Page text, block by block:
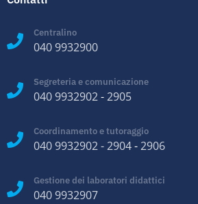
Centralino
040 9932900
Segreteria e comunicazione
040 9932902-2905
Coordinamento e tutoraggio
040 9932902-2904-2906
Gestione dei laboratori didattici
040 9932907